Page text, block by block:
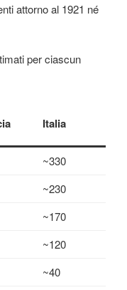
attorno al 1921 né
per ciascun
Italia
~330
~230
~170
~120
~40